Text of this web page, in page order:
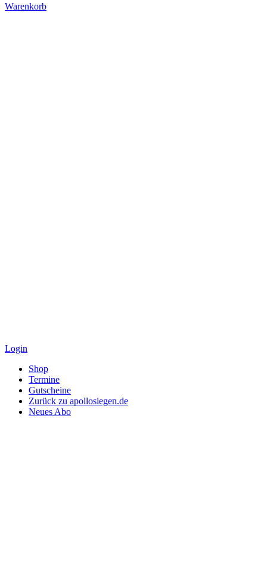
Warenkorb
Login
Shop
Termine
Gutscheine
Zurück zu apollosiegen.de
Neues Abo